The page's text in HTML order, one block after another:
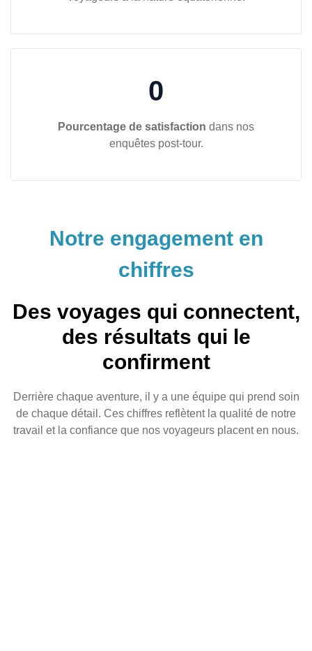
0
Pourcentage de satisfaction dans nos
enquêtes post-tour.
Notre engagement en
chiffres
Des voyages qui connectent,
des résultats qui le
confirment
Derrière chaque aventure, il y a une équipe qui prend soin
de chaque détail. Ces chiffres reflètent la qualité de notre
travail et la confiance que nos voyageurs placent en nous.